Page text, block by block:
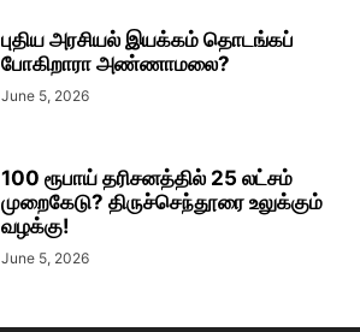
புதிய அரசியல் இயக்கம் தொடங்கப்
போகிறாரா அண்ணாமலை?
June 5, 2026
100 ரூபாய் தரிசனத்தில் 25 லட்சம்
முறைகேடு? திருச்செந்தூரை உலுக்கும்
வழக்கு!
June 5, 2026